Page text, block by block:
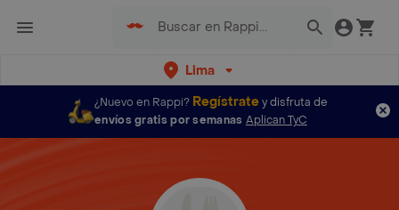
Lima
¿Nuevo en Rappi? Regístratey disfruta de
envíos gratis por semanas Aplican TyC